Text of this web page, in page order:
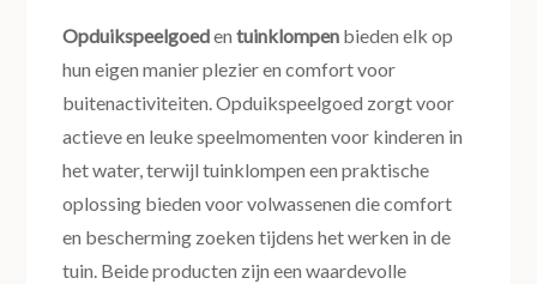
Opduikspeelgoedentuinklompen bieden elk op
hun eigen manier plezier en comfort voor
buitenactiviteiten. Opduikspeelgoed zorgt voor
actieve en leuke speelmomenten voor kinderen in
het water, terwijl tuinklompen een praktische
oplossing bieden voor volwassenen die comfort
en bescherming zoeken tijdens het werken in de
tuin. Beide producten zijn een waardevolle